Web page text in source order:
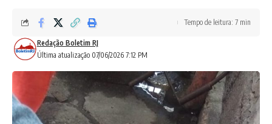
Última atualização 07/06/2026 7:12 PM
Redação Boletim RJ
Tempo de leitura: 7 min